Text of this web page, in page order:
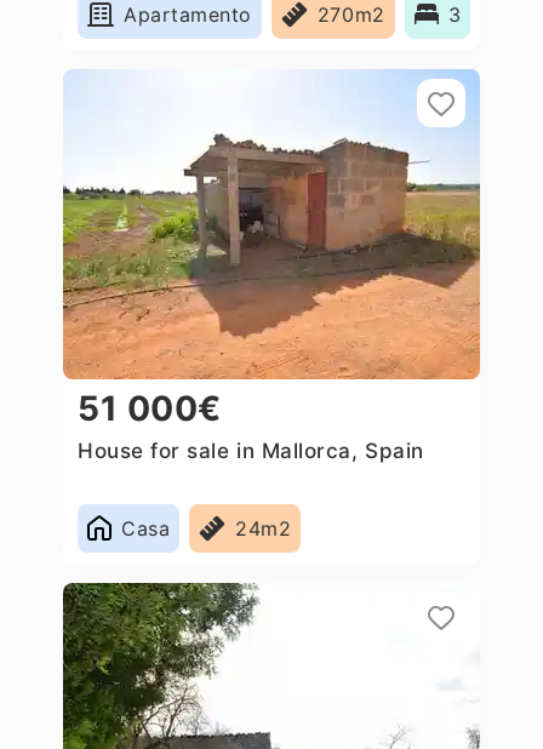
Apartamento
270m2 3
51 000€
House for sale in Mallorca, Spain
Casa 24m2